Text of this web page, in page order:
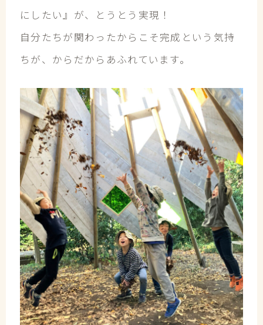
にしたい』が、とうとう実現！
自分たちが関わったからこそ完成という気持
ちが、からだからあふれています。